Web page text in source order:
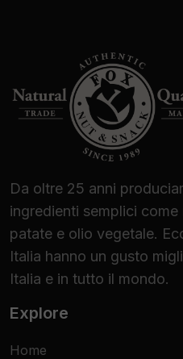
Da oltre 25 anni
ingredienti semplici come
patate e olio vegetale.
Italia hanno un gusto
Italia e in tutto il mondo.
Explore
Home